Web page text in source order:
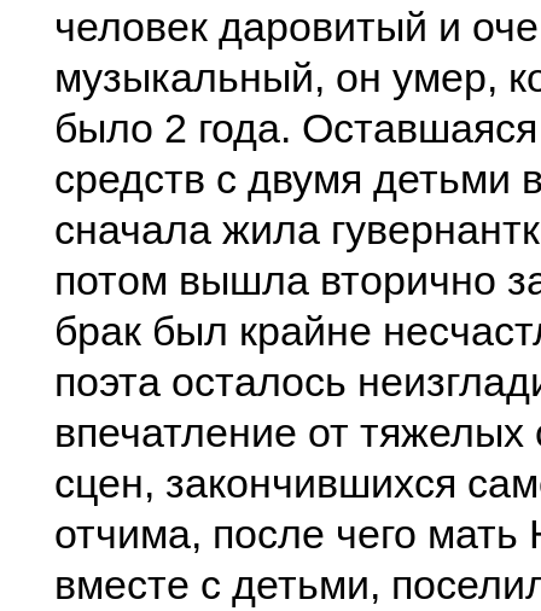
человек даровитый и
музыкальный, он умер,
было 2 года. Оставшаяся
средств с двумя детьми
сначала жила
потом вышла вторично
брак был крайне
поэта осталось
впечатление от
сцен, закончившихся
отчима, после чего мать
вместе с детьми,